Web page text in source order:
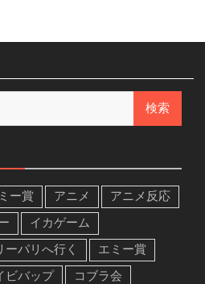
ー賞 アニメ
アニメ反応
イカゲーム
ーパリへ行く
エミー賞
ビバップ
コブラ会